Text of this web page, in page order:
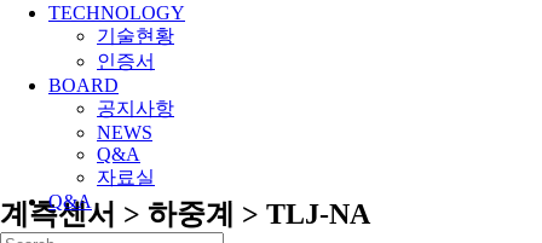
TECHNOLOGY
기술현황
인증서
BOARD
공지사항
NEWS
Q&A
자료실
Q&A
계측센서 > 하중계 > TLJ-NA